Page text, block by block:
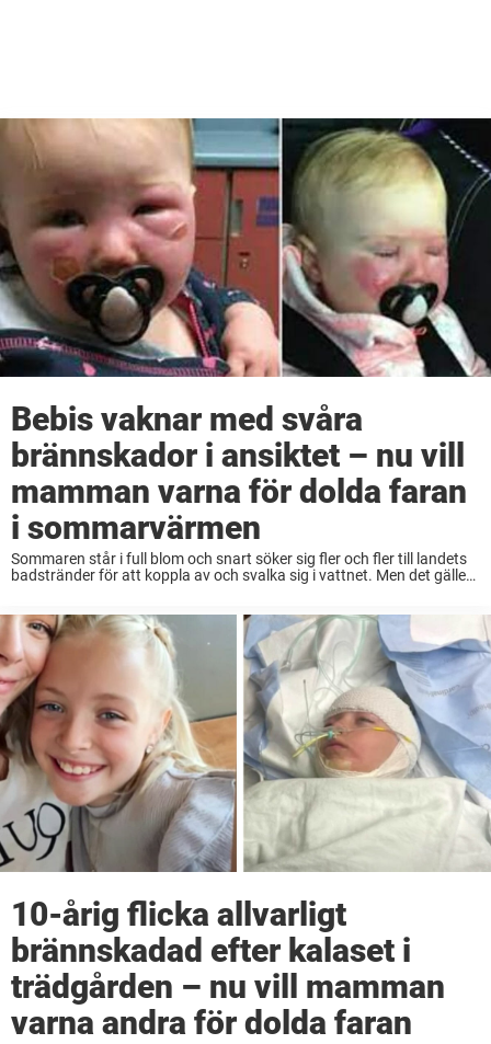
Bebis vaknar med svåra
brännskador i ansiktet – nu vill
mamman varna för dolda faran
i sommarvärmen
Sommaren står i full blom och snart söker sig fler och fler till landets
badstränder för att koppla av och svalka sig i vattnet. Men det gäller
10-årig flicka allvarligt
brännskadad efter kalaset i
trädgården – nu vill mamman
varna andra för dolda faran